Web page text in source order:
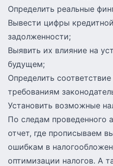
Определить реальные
Вывести цифры
задолженности;
Выявить их влияние на
будущем;
Определить
требованиям
Установить возможные
По следам проведенного
отчет, где прописываем
ошибкам в
оптимизации налогов. А